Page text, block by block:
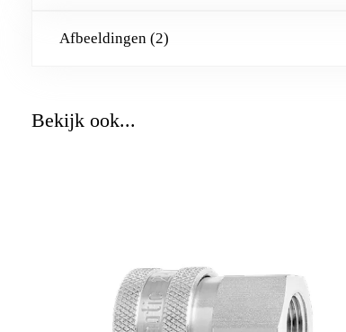
Afbeeldingen (2)
Bekijk ook...